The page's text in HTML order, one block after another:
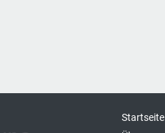
Startseite